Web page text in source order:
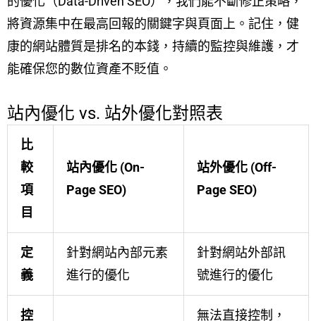
將資源集中在最高回報的關鍵字與頁面上。記住，健
康的網站體質是排名的本錢，持續的監控與維護，才
能確保您的數位資產不貶值。
站內優化 vs. 站外優化對照表
比
較
項
目
站內優化 (On-
Page SEO)
站外優化 (Off-
Page SEO)
定
義
針對網站內部元素
進行的優化
針對網站外部訊
號進行的優化
控 無法直接控制，